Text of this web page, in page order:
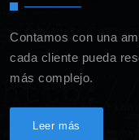
Contamos con una
cada cliente pueda
más complejo.
Leer más